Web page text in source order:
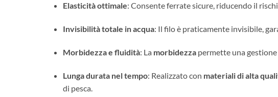
Elasticità ottimale: Consente ferrate sicure, riducendo il
Invisibilità totale in acqua: Il filo è praticamente invisibile,
Morbidezza e fluidità: La morbidezzapermette una gestione
Lunga durata nel tempo: Realizzato con materiali di alta
di pesca.